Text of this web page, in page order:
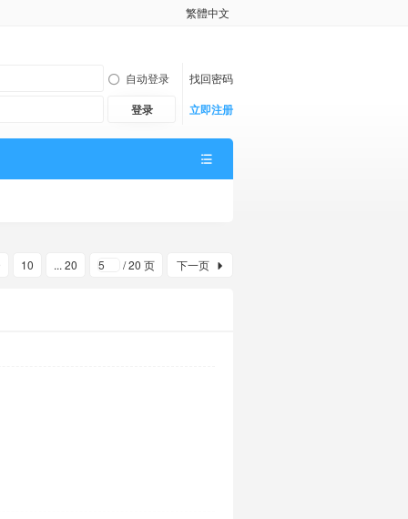
繁體中文
自动登录
找回密码
登录 立即注册
10 ... 20 / 20 页 下一页